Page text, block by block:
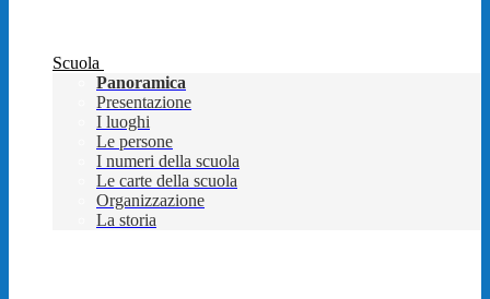
Scuola
Panoramica
Presentazione
I luoghi
Le persone
I numeri della scuola
Le carte della scuola
Organizzazione
La storia